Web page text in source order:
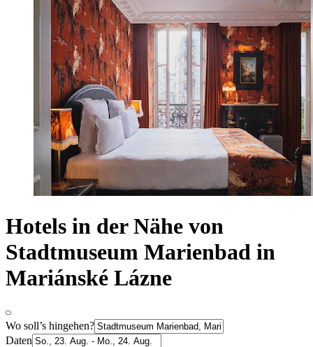
Hotels in der Nähe von
Stadtmuseum Marienbad in
Mariánské Lázne
Wo soll’s hingehen?
Daten